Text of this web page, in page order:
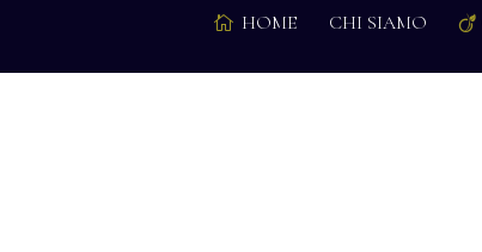
 HOME CHI SIAMO 